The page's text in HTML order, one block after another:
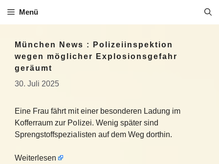
Inhalt
Menü
München News : Polizeiinspektion
wegen möglicher Explosionsgefahr
geräumt
30. Juli 2025
Eine Frau fährt mit einer besonderen Ladung im
Kofferraum zur Polizei. Wenig später sind
Sprengstoffspezialisten auf dem Weg dorthin.
Weiterlesen